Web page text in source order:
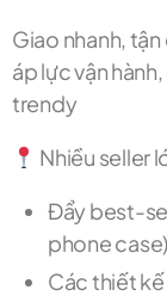
Giao nhanh,
áp lực vận
trendy
Nhiều seller
Đẩy best-
phone
Các thiết